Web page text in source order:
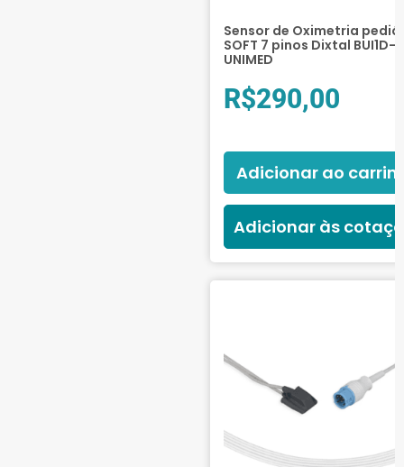
Sensor de Oximetria
SOFT 7 pinos Dixtal BUI1D-
UNIMED
R$290,00
Adicionar ao
Adicionar às